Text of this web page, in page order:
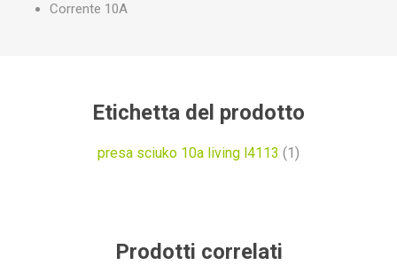
Corrente 10A
Etichetta del prodotto
presa sciuko 10a living l4113 (1)
Prodotti correlati